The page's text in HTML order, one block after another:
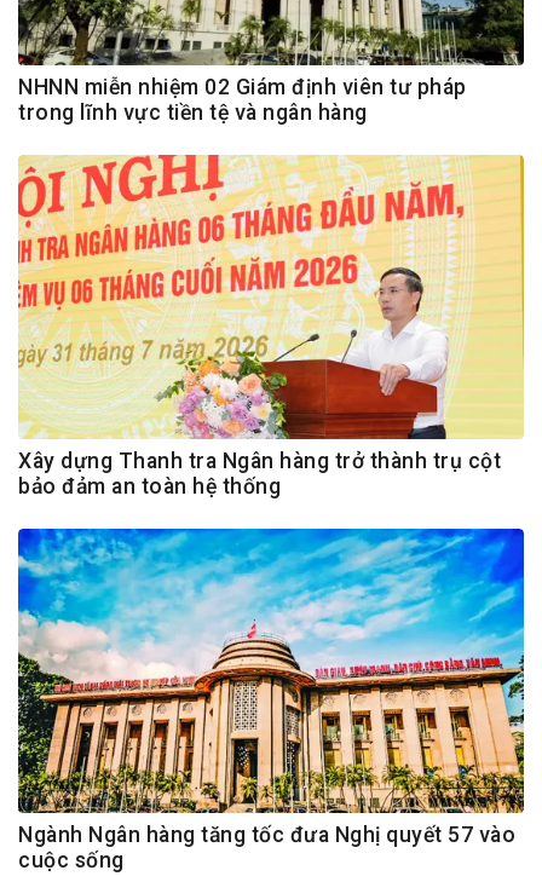
NHNN miễn nhiệm 02 Giám định viên tư pháp
trong lĩnh vực tiền tệ và ngân hàng
Xây dựng Thanh tra Ngân hàng trở thành trụ cột
bảo đảm an toàn hệ thống
Ngành Ngân hàng tăng tốc đưa Nghị quyết 57 vào
cuộc sống